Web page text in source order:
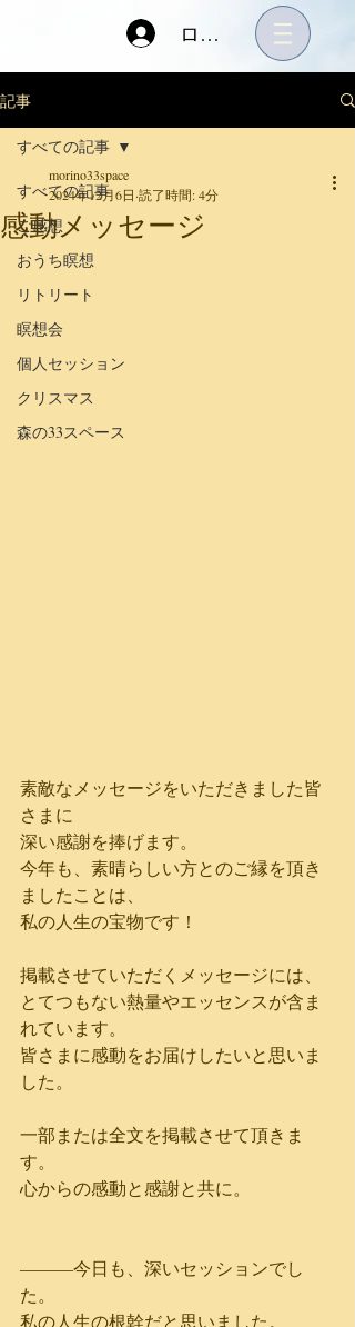
ログイン
記事
すべての記事
ご感想
おうち瞑想
リトリート
瞑想会
個人セッション
クリスマス
森の33スペース
すべての記事
感動メッセージ
morino33space
2024年12月6日 読了時間: 4分
素敵なメッセージをいただきました皆
さまに
深い感謝を捧げます。
今年も、素晴らしい方とのご縁を頂き
ましたことは、
私の人生の宝物です！
掲載させていただくメッセージには、
とてつもない熱量やエッセンスが含ま
れています。
皆さまに感動をお届けしたいと思いま
した。
一部または全文を掲載させて頂きま
す。
心からの感動と感謝と共に。
―――今日も、深いセッションでし
た。
私の人生の根幹だと思いました。